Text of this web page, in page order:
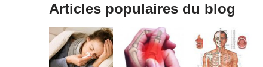
Articles populaires du blog